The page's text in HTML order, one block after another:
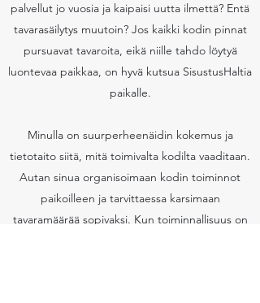
palvellut jo vuosia ja kaipaisi uutta ilmettä? Entä
tavarasäilytys muutoin? Jos kaikki kodin pinnat
pursuavat tavaroita, eikä niille tahdo löytyä
luontevaa paikkaa, on hyvä kutsua SisustusHaltia
paikalle.
Minulla on suurperheenäidin kokemus ja
tietotaito siitä, mitä toimivalta kodilta vaaditaan.
Autan sinua organisoimaan kodin toiminnot
paikoilleen ja tarvittaessa karsimaan
tavaramäärää sopivaksi. Kun toiminnallisuus on